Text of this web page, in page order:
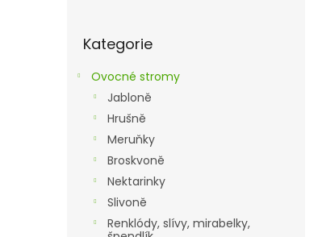
kategorie
Kategorie
Ovocné stromy
Jabloně
Hrušně
Meruňky
Broskvoně
Nektarinky
Slivoně
Renklódy, slívy, mirabelky,